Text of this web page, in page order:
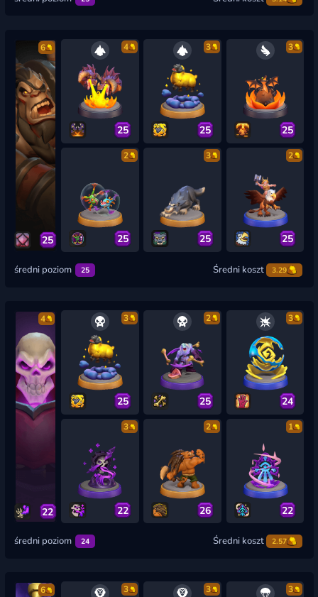
6
25
4
25
3
25
3
25
2
25
3
25
2
25
średni poziom 25 Średni koszt 3.29
4
22
3
25
2
25
3
24
3
22
2
26
1
22
średni poziom 24 Średni koszt 2.57
6 3 3 3